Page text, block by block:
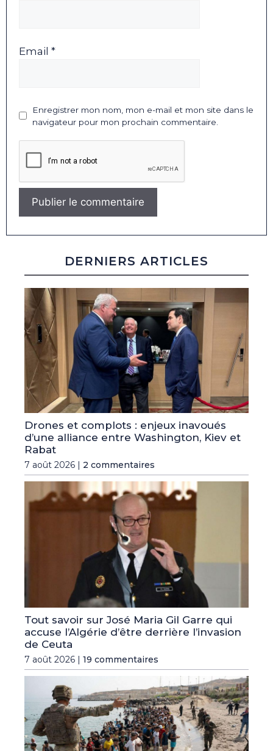
Email *
Enregistrer mon nom, mon e-mail et mon site dans le
navigateur pour mon prochain commentaire.
DERNIERS ARTICLES
Drones et complots : enjeux inavoués
d’une alliance entre Washington, Kiev et
Rabat
7 août 2026 | 2 commentaires
Tout savoir sur José Maria Gil Garre qui
accuse l’Algérie d’être derrière l’invasion
de Ceuta
7 août 2026 | 19 commentaires